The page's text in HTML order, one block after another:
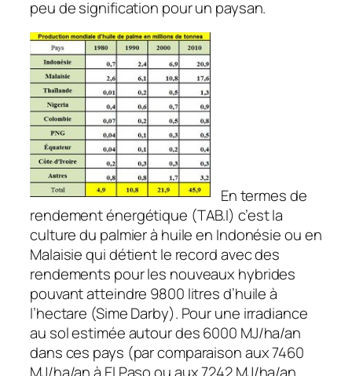
peu de signification pour un paysan.
En termes de
rendement énergétique (TAB.I) c’est la
culture du palmier à huile en Indonésie ou en
Malaisie qui détient le record avec des
rendements pour les nouveaux hybrides
pouvant atteindre 9800 litres d’huile à
l’hectare (Sime Darby). Pour une irradiance
au sol estimée autour des 6000 MJ/ha/an
dans ces pays (par comparaison aux 7460